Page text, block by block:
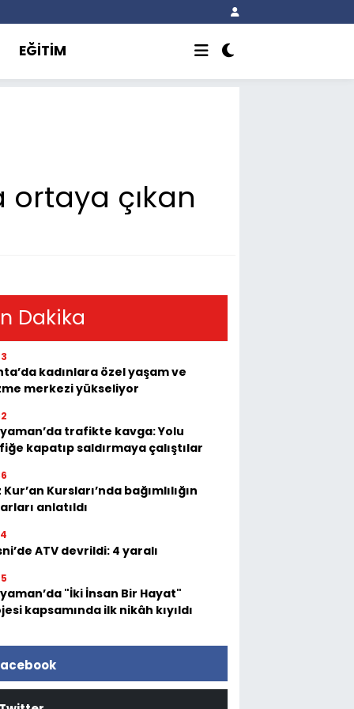
EĞİTİM
ortaya çıkan
Dakika
kadınlara özel yaşam ve
merkezi yükseliyor
trafikte kavga: Yolu
kapatıp saldırmaya çalıştılar
Kur’an Kursları’nda bağımlılığın
anlatıldı
ATV devrildi: 4 yaralı
"İki İnsan Bir Hayat"
kapsamında ilk nikâh kıyıldı